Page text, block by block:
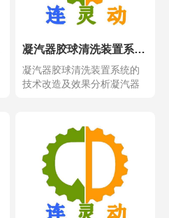
凝汽器胶球清洗装置系统的改造及效果分析
凝汽器胶球清洗装置系统的
技术改造及效果分析凝汽器